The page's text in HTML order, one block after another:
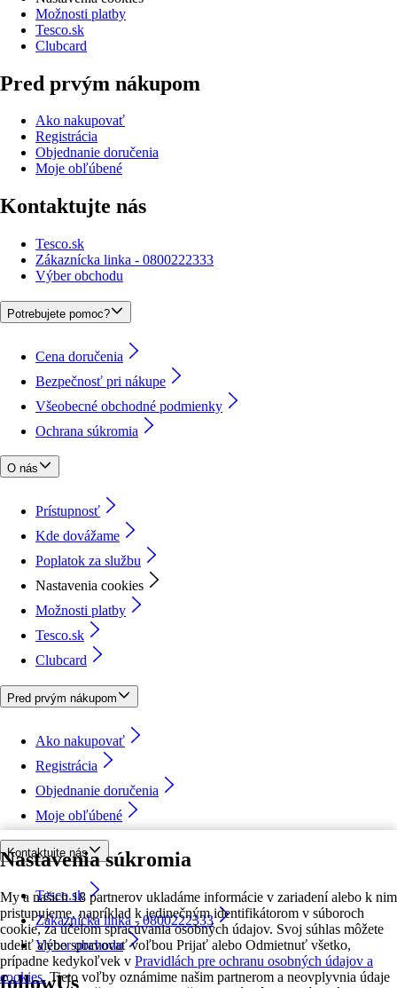
Nastavenia súkromia
My a našich 18 partnerov ukladáme informácie v zariadení alebo k nim
pristupujeme, napríklad k jedinečným identifikátorom v súboroch
cookie, za účelom spracúvania osobných údajov. Svoj súhlas môžete
udeliť alebo spravovať voľbou Prijať alebo Odmietnuť všetko,
prípadne kedykoľvek v Pravidlách pre ochranu osobných údajov a
cookies. Tieto voľby oznámime našim partnerom a neovplyvnia údaje
Možnosti platby
Tesco.sk
Clubcard
Pred prvým nákupom
Ako nakupovať
Registrácia
Objednanie doručenia
Moje obľúbené
Kontaktujte nás
Tesco.sk
Zákaznícka linka - 0800222333
Výber obchodu
Potrebujete pomoc?
Cena doručenia
Bezpečnosť pri nákupe
Všeobecné obchodné podmienky
Ochrana súkromia
O nás
Prístupnosť
Kde dovážame
Poplatok za službu
Nastavenia cookies
Možnosti platby
Tesco.sk
Clubcard
Pred prvým nákupom
Ako nakupovať
Registrácia
Objednanie doručenia
Moje obľúbené
Kontaktujte nás
Tesco.sk
Zákaznícka linka - 0800222333
Výber obchodu
followUs